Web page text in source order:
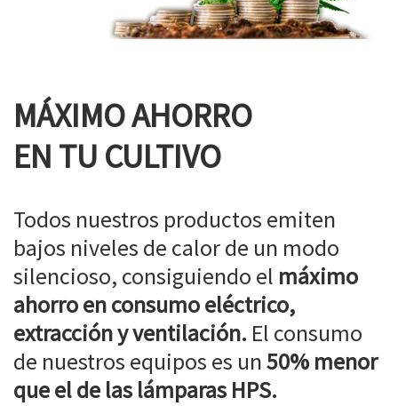
MÁXIMO AHORRO
EN TU CULTIVO
Todos nuestros productos emiten
bajos niveles de calor de un modo
silencioso, consiguiendo el máximo
ahorro en consumo eléctrico,
extracción y ventilación. El consumo
de nuestros equipos es un50% menor
que el de las lámparas HPS.